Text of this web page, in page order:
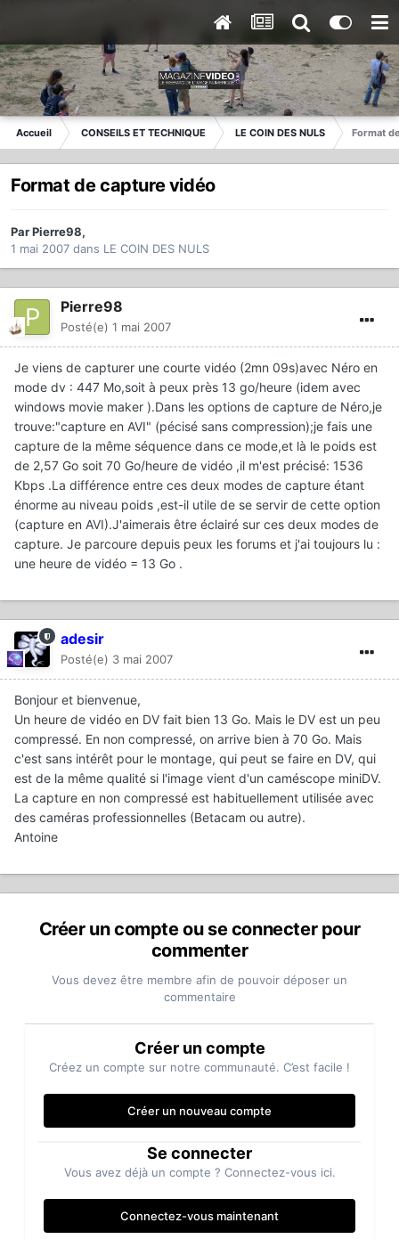
Accueil CONSEILS ET TECHNIQUE LE COIN DES NULS Format
Format de capture vidéo
ParPierre98,
1 mai 2007 dans LE COIN DES NULS
Pierre98
Posté(e) 1 mai 2007
Je viens de capturer une courte vidéo (2mn 09s)avec Néro en
mode dv : 447 Mo,soit à peux près 13 go/heure (idem avec
windows movie maker ).Dans les options de capture de Néro,je
trouve:"capture en AVI" (pécisé sans compression);je fais une
capture de la même séquence dans ce mode,et là le poids est
de 2,57 Go soit 70 Go/heure de vidéo ,il m'est précisé: 1536
Kbps .La différence entre ces deux modes de capture étant
énorme au niveau poids ,est-il utile de se servir de cette option
(capture en AVI).J'aimerais être éclairé sur ces deux modes de
capture. Je parcoure depuis peux les forums et j'ai toujours lu :
une heure de vidéo = 13 Go .
adesir
Posté(e) 3 mai 2007
Bonjour et bienvenue,
Un heure de vidéo en DV fait bien 13 Go. Mais le DV est un peu
compressé. En non compressé, on arrive bien à 70 Go. Mais
c'est sans intérêt pour le montage, qui peut se faire en DV, qui
est de la même qualité si l'image vient d'un caméscope miniDV.
La capture en non compressé est habituellement utilisée avec
des caméras professionnelles (Betacam ou autre).
Antoine
Créer un compte ou se connecter pour
commenter
Vous devez être membre afin de pouvoir déposer un
commentaire
Créer un compte
Créez un compte sur notre communauté. C’est facile !
Créer un nouveau compte
Se connecter
Vous avez déjà un compte ? Connectez-vous ici.
Connectez-vous maintenant